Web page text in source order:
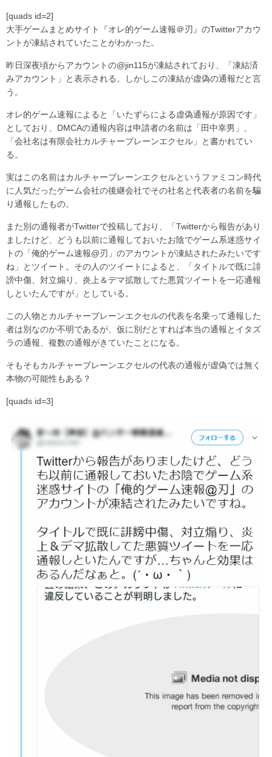
[quads id=2]
大手ゲームまとめサイト『オレ的ゲーム速報＠刃』のTwitterアカウ
ントが凍結されていたことがわかった。
昨日深夜頃からアカウントの@jin115が凍結されており、「凍結済
みアカウント」と表示される。しかしこの凍結が虚偽の通報だと言
う。
オレ的ゲーム速報によると「いたずらによる虚偽通報が原因です」
としており、DMCAの通報内容は申請者の名前は「田中幸男」、
「会社名は有限会社カルチャーブレーンエクセル」と書かれてい
る。
実はこの名前はカルチャーブレーンエクセルというファミコン時代
に人気だったゲーム会社の後継会社でその社名と代表者の名前を騙
り通報したもの。
また別の通報者がTwitterで投稿しており、「Twitterから報告があり
ましたけど、どうも以前に通報しておいたお陰でゲーム系迷惑サイ
トの「俺的ゲーム速報@刃」のアカウントが凍結されたみたいです
ね」とツイート。その人のツイートによると、「タイトルで既に誹
謗中傷、対立煽り、炎上＆デマ拡散してた悪質ツイートを一応通報
しといたんですが」としている。
この人物とカルチャーブレーンエクセルの代表を名乗って通報した
者は別なのか不明であるが、仮に別だとすれば本当の通報とイタズ
ラの通報、複数の通報がきていたことになる。
そもそもカルチャーブレーンエクセルの代表の通報が虚偽では無く
本物の可能性もある？
[quads id=3]